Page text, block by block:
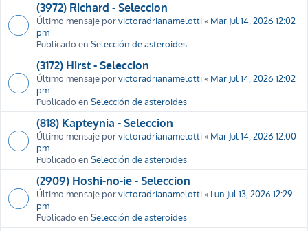
(3972) Richard - Seleccion
Último mensaje porvictoradrianamelotti« Mar Jul 14, 2026 12:02
pm
Publicado en Selección de asteroides
(3172) Hirst - Seleccion
Último mensaje porvictoradrianamelotti« Mar Jul 14, 2026 12:02
pm
Publicado en Selección de asteroides
(818) Kapteynia - Seleccion
Último mensaje porvictoradrianamelotti« Mar Jul 14, 2026 12:00
pm
Publicado en Selección de asteroides
(2909) Hoshi-no-ie - Seleccion
Último mensaje porvictoradrianamelotti« Lun Jul 13, 2026 12:29
pm
Publicado en Selección de asteroides